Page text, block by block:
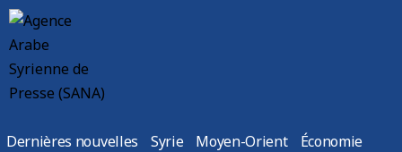
Dernières nouvelles Syrie Moyen-Orient Économie